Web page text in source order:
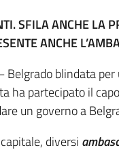
SFILA ANCHE LA
ANCHE
Belgrado blindata
ha partecipato il
un governo a
diversi